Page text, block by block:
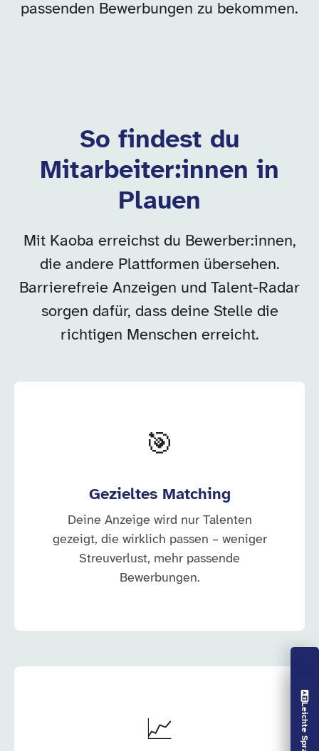
Vorlesen aus
passenden Bewerbungen zu bekommen.
So findest du
Mitarbeiter:innen in
Plauen
Mit Kaoba erreichst du Bewerber:innen,
die andere Plattformen übersehen.
Barrierefreie Anzeigen und Talent-Radar
sorgen dafür, dass deine Stelle die
richtigen Menschen erreicht.
🎯
Gezieltes Matching
Deine Anzeige wird nur Talenten
gezeigt, die wirklich passen – weniger
Streuverlust, mehr passende
Bewerbungen.
📈